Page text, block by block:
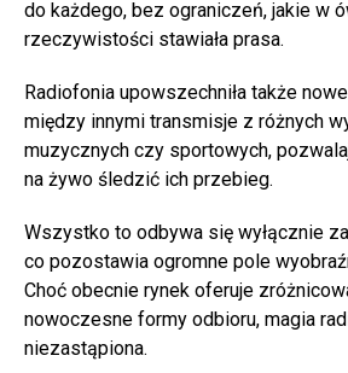
do każdego, bez ograniczeń, jakie w
rzeczywistości stawiała prasa.
Radiofonia upowszechniła także
między innymi transmisje z różnych
muzycznych czy sportowych,
na żywo śledzić ich przebieg.
Wszystko to odbywa się wyłącznie
co pozostawia ogromne pole
Choć obecnie rynek oferuje
nowoczesne formy odbioru, magia
niezastąpiona.